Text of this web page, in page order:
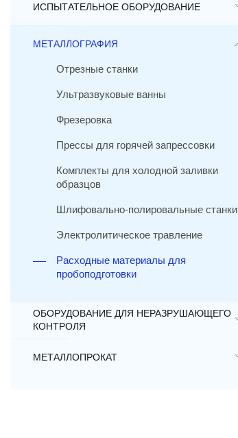
ИСПЫТАТЕЛЬНОЕ ОБОРУДОВАНИЕ
МЕТАЛЛОГРАФИЯ
Отрезные станки
Ультразвуковые ванны
Фрезеровка
Прессы для горячей запрессовки
Комплекты для холодной заливки
образцов
Шлифовально-полировальные станки
Электролитическое травление
Расходные материалы для
пробоподготовки
ОБОРУДОВАНИЕ ДЛЯ НЕРАЗРУШАЮЩЕГО
КОНТРОЛЯ
МЕТАЛЛОПРОКАТ